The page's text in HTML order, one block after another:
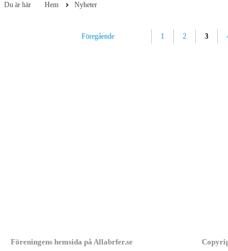
Du är här Hem Nyheter
Föregående 1 2 3
Föreningens hemsida på Allabrfer.se